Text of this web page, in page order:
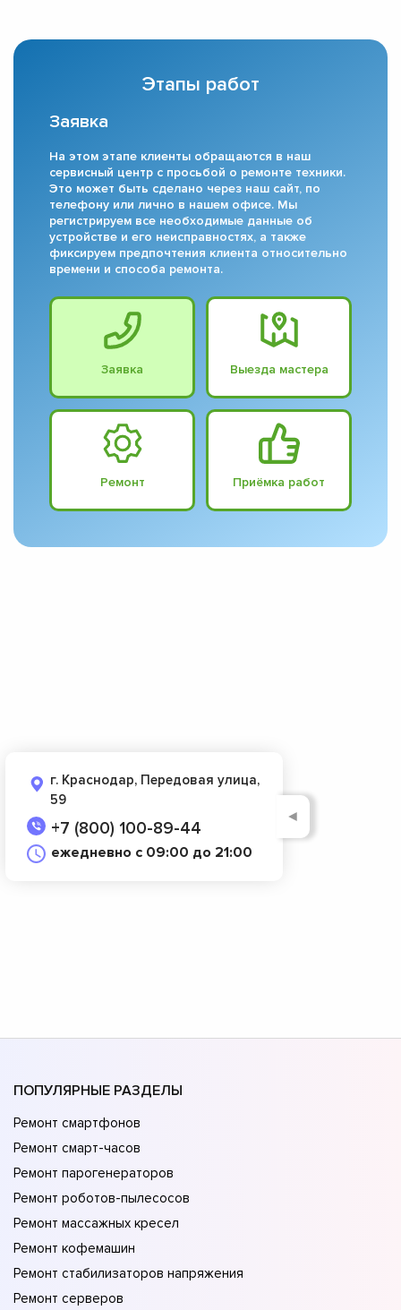
Этапы работ
Заявка
На этом этапе клиенты обращаются в наш
сервисный центр с просьбой о ремонте техники.
Это может быть сделано через наш сайт, по
телефону или лично в нашем офисе. Мы
регистрируем все необходимые данные об
устройстве и его неисправностях, а также
фиксируем предпочтения клиента относительно
времени и способа ремонта.
Заявка Выезда мастера
Ремонт Приёмка работ
г. Краснодар, Передовая улица,
59
+7 (800) 100-89-44
ежедневно с 09:00 до 21:00
◄
ПОПУЛЯРНЫЕ РАЗДЕЛЫ
Ремонт смартфонов
Ремонт смарт-часов
Ремонт парогенераторов
Ремонт роботов-пылесосов
Ремонт массажных кресел
Ремонт кофемашин
Ремонт стабилизаторов напряжения
Ремонт серверов